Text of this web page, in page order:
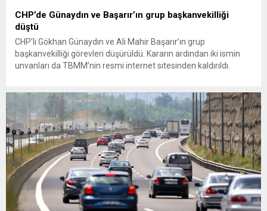
CHP’de Günaydın ve Başarır’ın grup başkanvekilliği
düştü
CHP’li Gökhan Günaydın ve Ali Mahir Başarır’ın grup
başkanvekilliği görevleri düşürüldü. Kararın ardından iki ismin
unvanları da TBMM’nin resmi internet sitesinden kaldırıldı.
çıkarma cezası uygulanmak üzere Yüksek Disiplin Kurulu’na
(YDK) sevk edilen ve partideki tüm görevlerinden...